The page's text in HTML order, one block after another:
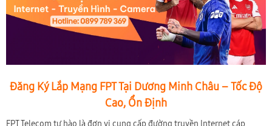
Đăng Ký Lắp Mạng FPT Tại Dương Minh Châu – Tốc Độ
Cao, Ổn Định
FPT Telecom tự hào là đơn vị cung cấp đường truyền Internet cáp